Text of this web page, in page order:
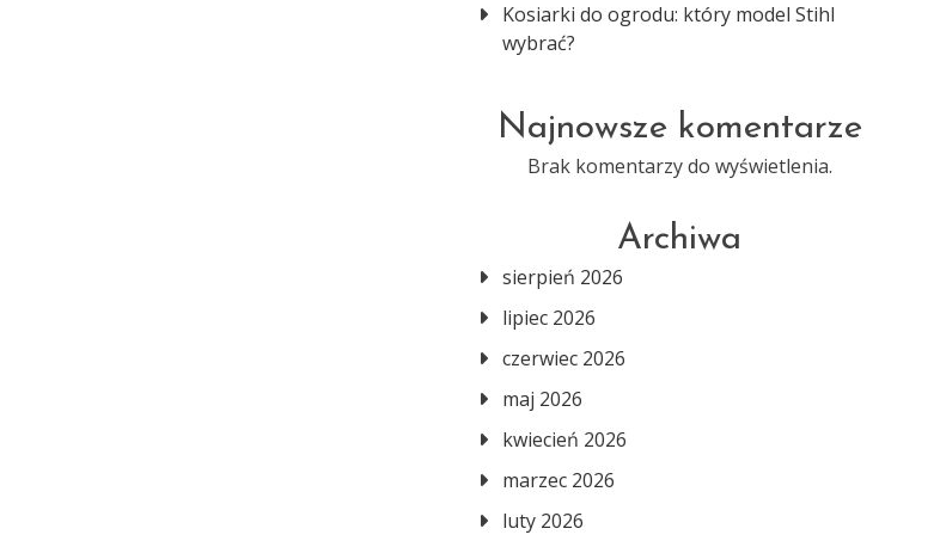
Kosiarki do ogrodu: który model Stihl
wybrać?
Najnowsze komentarze
Brak komentarzy do wyświetlenia.
Archiwa
sierpień 2026
lipiec 2026
czerwiec 2026
maj 2026
kwiecień 2026
marzec 2026
luty 2026